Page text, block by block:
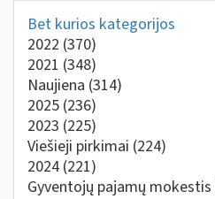
Bet kurios kategorijos
2022 (370)
2021 (348)
Naujiena (314)
2025 (236)
2023 (225)
Viešieji pirkimai (224)
2024 (221)
Gyventojų pajamų mokestis